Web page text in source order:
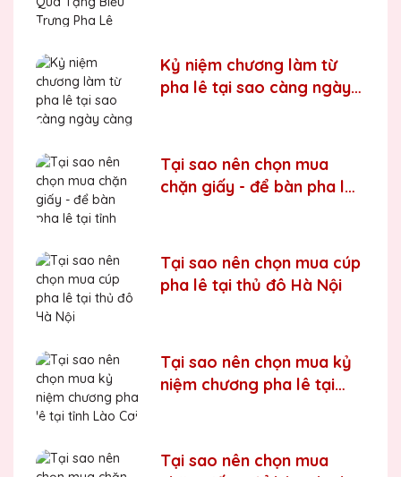
Kỷ niệm chương làm từ
pha lê tại sao càng ngày
Tại sao nên chọn mua
chặn giấy - để bàn pha lê
Tại sao nên chọn mua cúp
pha lê tại thủ đô Hà Nội
Tại sao nên chọn mua kỷ
niệm chương pha lê tại
Tại sao nên chọn mua